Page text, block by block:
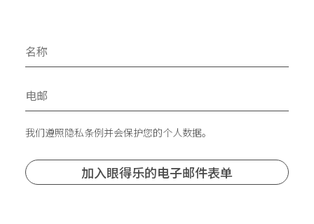
我们遵照隐私条例并会保护您的个人数据。